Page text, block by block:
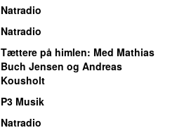
Natradio
Natradio
Tættere på himlen: Med Mathias
Buch Jensen og Andreas
Kousholt
P3 Musik
Natradio